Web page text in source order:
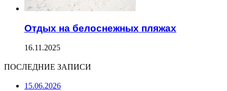
Отдых на белоснежных пляжах
16.11.2025
ПОСЛЕДНИЕ ЗАПИСИ
15.06.2026